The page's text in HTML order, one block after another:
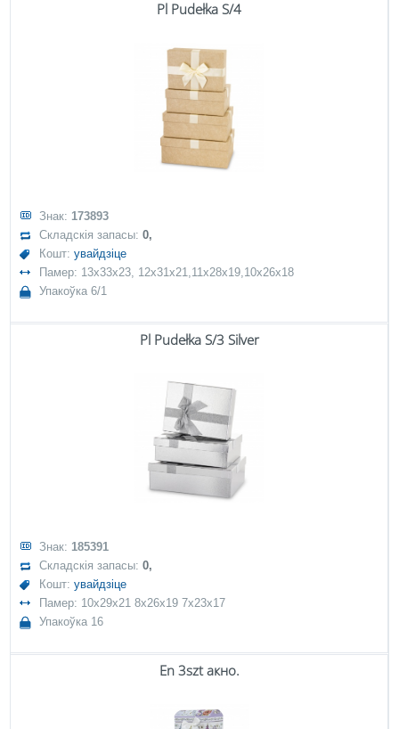
Pl Pudełka S/4
Знак: 173893
Складскія запасы:0,
Кошт:увайдзіце
Памер: 13x33x23, 12x31x21,11x28x19,10x26x18
Упакоўка 6/1
Pl Pudełka S/3 Silver
Знак: 185391
Складскія запасы:0,
Кошт:увайдзіце
Памер: 10x29x21 8x26x19 7x23x17
Упакоўка 16
En 3szt акно.